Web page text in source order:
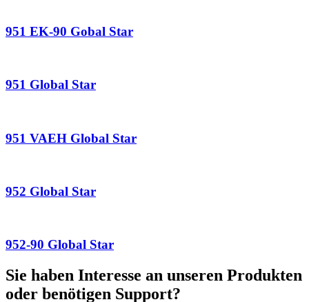
951 EK-90 Gobal Star
951 Global Star
951 VAEH Global Star
952 Global Star
952-90 Global Star
Sie haben Interesse an unseren Produkten
oder benötigen Support?